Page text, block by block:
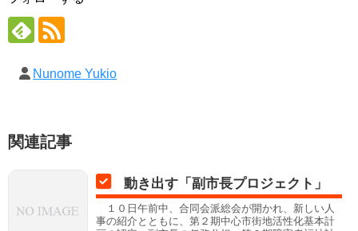
Nunome Yukio
関連記事
動き出す「副市長プロジェクト」
１０日午前中、合同会派総会が開かれ、新しい人
事の紹介とともに、第２期中心市街地活性化基本計